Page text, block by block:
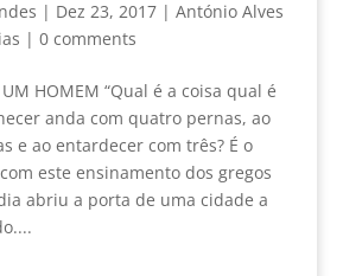
| Dez 23, 2017| António Alves
| 0 comments
UM HOMEM “Qual é a coisa qual é
anda com quatro pernas, ao
e ao entardecer com três? É o
este ensinamento dos gregos
abriu a porta de uma cidade a